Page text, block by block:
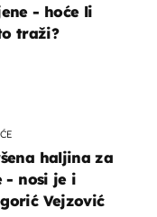
- hoće li
traži?
haljina za
- nosi je i
Vejzović